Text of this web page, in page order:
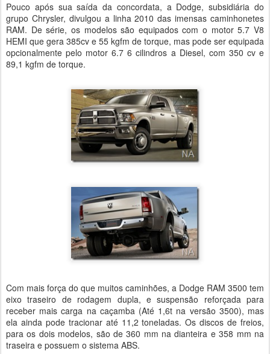
Pouco após sua saída da concordata, a Dodge, subsidiária do
grupo Chrysler, divulgou a linha 2010 das imensas caminhonetes
RAM. De série, os modelos são equipados com o motor 5.7 V8
HEMI que gera 385cv e 55 kgfm de torque, mas pode ser equipada
opcionalmente pelo motor 6.7 6 cilindros a Diesel, com 350 cv e
89,1 kgfm de torque.
Com mais força do que muitos caminhões, a Dodge RAM 3500 tem
eixo traseiro de rodagem dupla, e suspensão reforçada para
receber mais carga na caçamba (Até 1,6t na versão 3500), mas
ela ainda pode tracionar até 11,2 toneladas. Os discos de freios,
para os dois modelos, são de 360 mm na dianteira e 358 mm na
traseira e possuem o sistema ABS.